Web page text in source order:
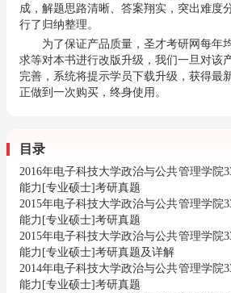
成，解题思路清晰、答案翔实，突出难度
行了归纳整理。
为了保证产品质量，圣才考研网每年
求等对本书进行改版升级，我们一旦对该
完善，系统将提示学员下载升级，获得最
正做到一次购买，终身使用。
目录
2016年电子科技大学政治与公共管理学院
能力[专业硕士]考研真题
2015年电子科技大学政治与公共管理学院
能力[专业硕士]考研真题
2015年电子科技大学政治与公共管理学院
能力[专业硕士]考研真题及详解
2014年电子科技大学政治与公共管理学院
能力[专业硕士]考研真题